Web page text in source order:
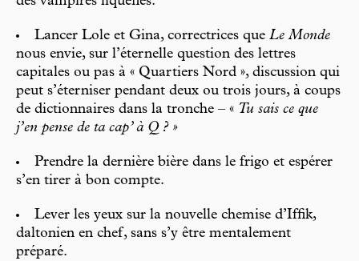
Lancer Lole et Gina, correctrices que Le Monde
nous envie, sur l’éternelle question des lettres
capitales ou pas à « Quartiers Nord », discussion qui
peut s’éterniser pendant deux ou trois jours, à coups
de dictionnaires dans la tronche – « Tu sais ce que
j’en pense de ta cap’ à Q ? »
Prendre la dernière bière dans le frigo et espérer
s’en tirer à bon compte.
Lever les yeux sur la nouvelle chemise d’Iffik,
daltonien en chef, sans s’y être mentalement
préparé.